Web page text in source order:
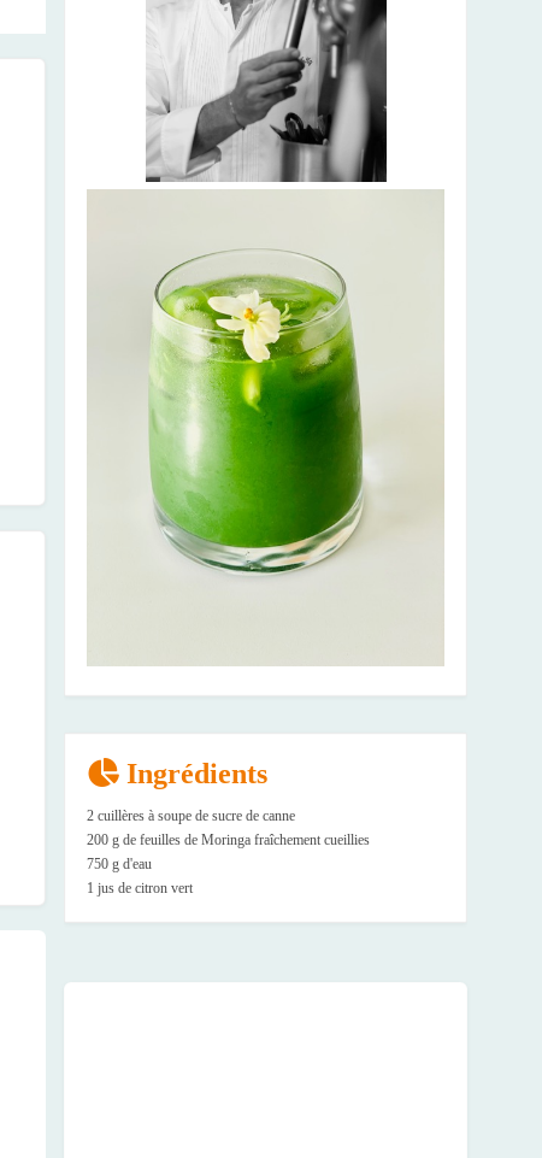
Ingrédients
2 cuillères à soupe de sucre de canne
200 g de feuilles de Moringa fraîchement cueillies
750 g d'eau
1 jus de citron vert